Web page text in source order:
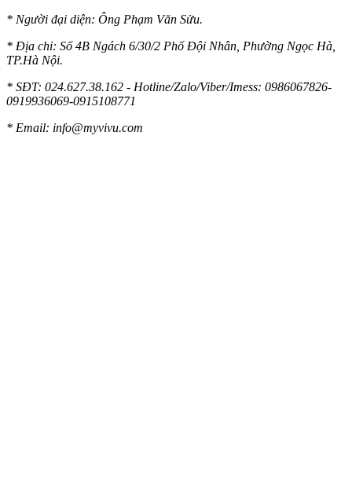
* Người đại diện: Ông Phạm Văn Sửu.
* Địa chỉ: Số 4B Ngách 6/30/2 Phố Đội Nhân, Phường Ngọc Hà,
TP.Hà Nội.
* SĐT: 024.627.38.162 - Hotline/Zalo/Viber/Imess: 0986067826-
0919936069-0915108771
* Email: info@myvivu.com